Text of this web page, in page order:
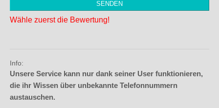
Wähle zuerst die Bewertung!
Info:
Unsere Service kann nur dank seiner User funktionieren,
die ihr Wissen über unbekannte Telefonnummern
austauschen.